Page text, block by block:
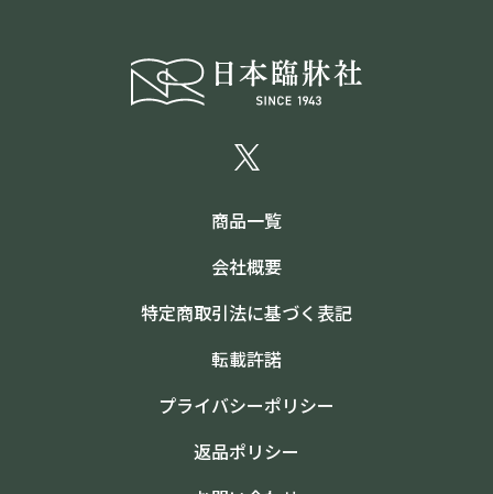
商品一覧
会社概要
特定商取引法に基づく表記
転載許諾
プライバシーポリシー
返品ポリシー